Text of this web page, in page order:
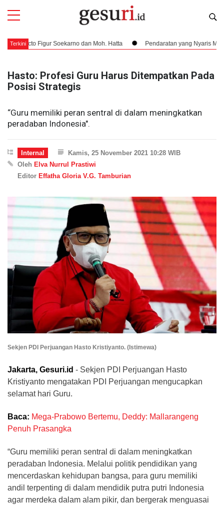
Terkini
Figur Soekarno dan Moh. Hatta Pendaratan yang Nyaris Menubruk
Hasto: Profesi Guru Harus Ditempatkan Pada
Posisi Strategis
“Guru memiliki peran sentral di dalam meningkatkan
peradaban Indonesia".
Internal
Kamis, 25 November 2021 10:28 WIB
Oleh Elva Nurrul Prastiwi
Editor Effatha Gloria V.G. Tamburian
Sekjen PDI Perjuangan Hasto Kristiyanto. (Istimewa)
Jakarta, Gesuri.id - Sekjen PDI Perjuangan Hasto
Kristiyanto mengatakan PDI Perjuangan mengucapkan
selamat hari Guru.
Baca: Mega-Prabowo Bertemu, Deddy: Mallarangeng
Penuh Prasangka
“Guru memiliki peran sentral di dalam meningkatkan
peradaban Indonesia. Melalui politik pendidikan yang
mencerdaskan kehidupan bangsa, para guru memiliki
andil terpenting di dalam mendidik putra putri Indonesia
agar merdeka dalam alam pikir, dan bergerak menguasai